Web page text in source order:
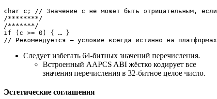
char c; // Значение c не может быть отрицательным,
/********/
/*******/
if (c >= 0
// Рекомендуется — условие всегда истинно на
Следует избегать 64-битных значений перечисления.
Встроенный AAPCS ABI жёстко кодирует все
значения перечисления в 32-битное целое число.
Эстетические соглашения